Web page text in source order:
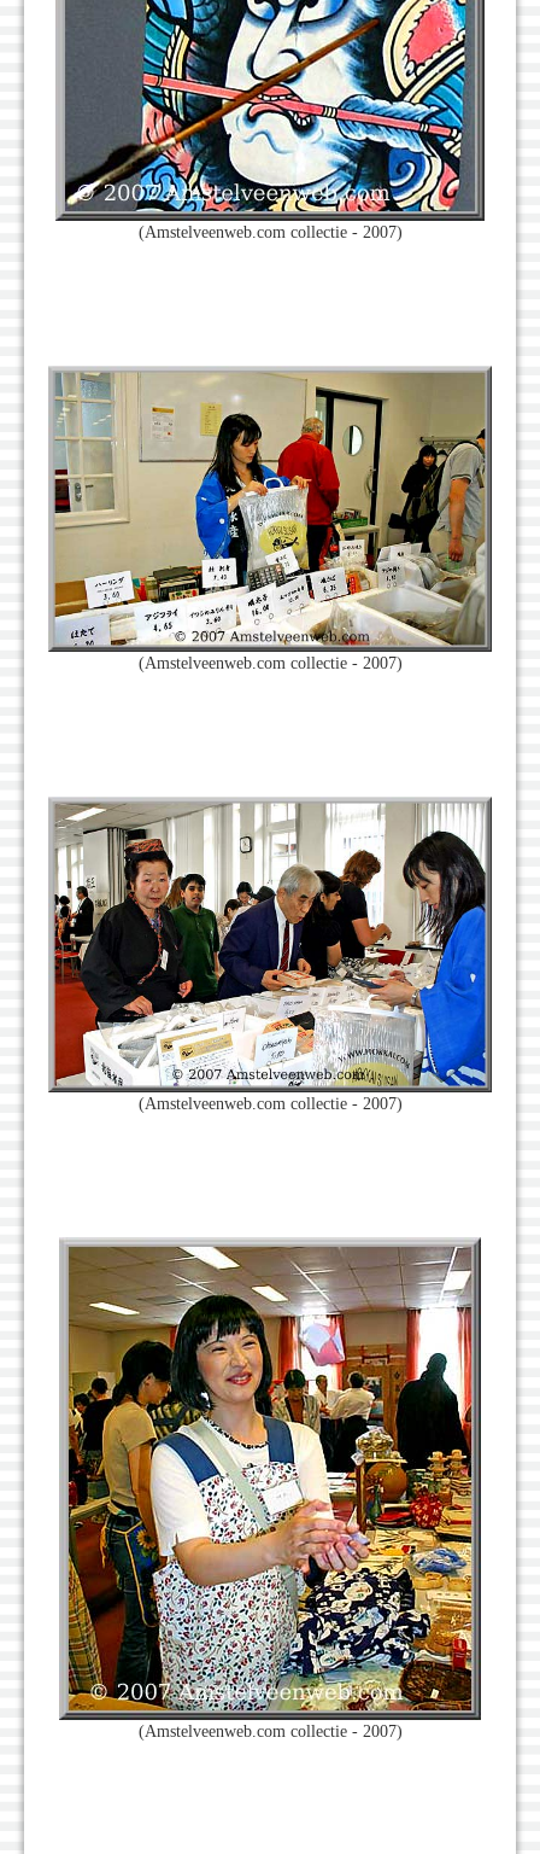
(Amstelveenweb.com collectie - 2007)
(Amstelveenweb.com collectie - 2007)
(Amstelveenweb.com collectie - 2007)
(Amstelveenweb.com collectie - 2007)